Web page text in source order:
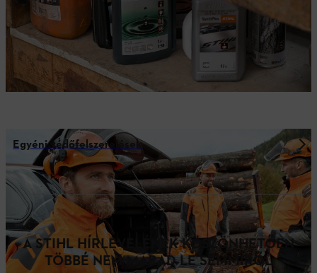
Egyéni védőfelszerelések
A STIHL HÍRLEVELÉNEK KÖSZÖNHETŐEN
TÖBBÉ NEM MARAD LE SEMMIRŐL